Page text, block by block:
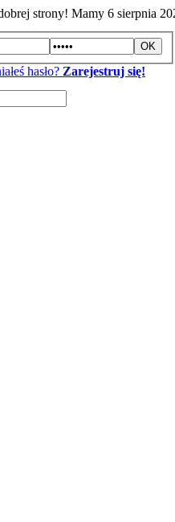
strony! Mamy 6 sierpnia
hasło? Zarejestruj się!